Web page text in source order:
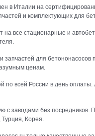
в Италии на
и комплектующих для
на все стационарные и
запчастей для бетононасосов
ценам.
по всей России в день
с заводами без посредников.
Корея.